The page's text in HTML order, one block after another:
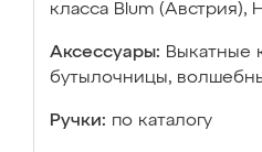
класса Blum (Австрия),
Аксессуары: Выкатные
бутылочницы,
Ручки: по каталогу